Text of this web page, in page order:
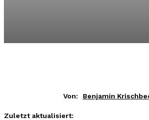
Von: Benjamin
Zuletzt aktualisiert: